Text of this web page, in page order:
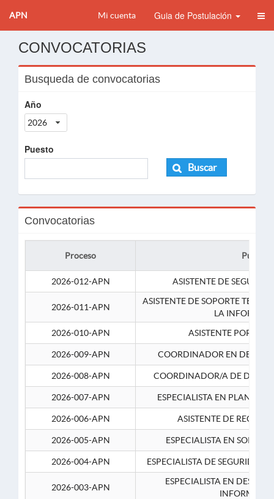
APN Mi cuenta Guia de Postulación
CONVOCATORIAS
Busqueda de convocatorias
Año
2026
Puesto
Buscar
Convocatorias
Proceso Puesto
2026-012-APN ASISTENTE DE
2026-011-APN
ASISTENTE DE SOPORTE
LA
2026-010-APN
ASISTENTE
2026-009-APN COORDINADOR EN
2026-008-APN COORDINADOR/A DE
2026-007-APN ESPECIALISTA EN
2026-006-APN ASISTENTE DE
2026-005-APN ESPECIALISTA EN
2026-004-APN ESPECIALISTA DE SEGURIDAD
2026-003-APN
ESPECIALISTA EN